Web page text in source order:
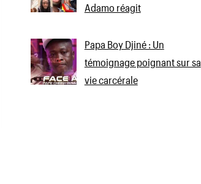
Adamo réagit
Papa Boy Djiné : Un
témoignage poignant sur sa
vie carcérale